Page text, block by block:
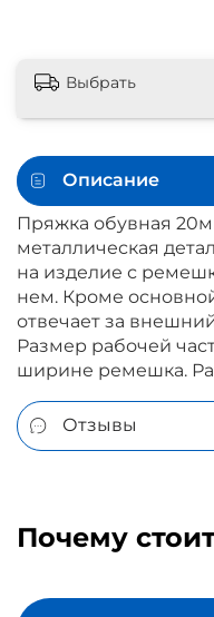
Выбрать
Описание
Пряжка обувная
металлическая
на изделие с
нем. Кроме
отвечает за
Размер рабочей
ширине ремешка.
Отзывы
Почему